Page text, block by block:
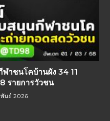
าชนโคบ้านผัง 34 11
รายการวัวชน
นธ์ 2026